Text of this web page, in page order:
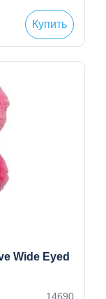
Купить
Wide Eyed
14690